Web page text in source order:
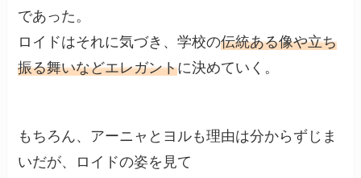
であった。
ロイドはそれに気づき、学校の伝統ある像や立ち
振る舞いなどエレガントに決めていく。
もちろん、アーニャとヨルも理由は分からずじま
いだが、ロイドの姿を見て